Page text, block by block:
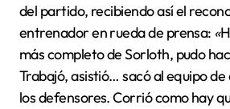
del partido, recibiendo así el
entrenador en rueda de prensa: «
más completo de Sorloth, pudo
Trabajó, asistió… sacó al equipo
los defensores. Corrió como hay